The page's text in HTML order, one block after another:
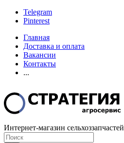
Telegram
Pinterest
Главная
Доставка и оплата
Вакансии
Контакты
...
Интернет-магазин сельхоззапчастей